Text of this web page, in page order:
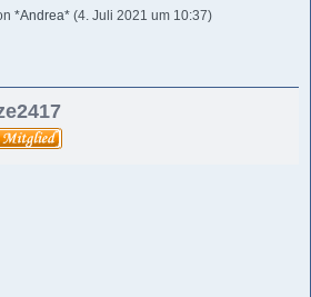
*Andrea* (4. Juli 2021 um 10:37)